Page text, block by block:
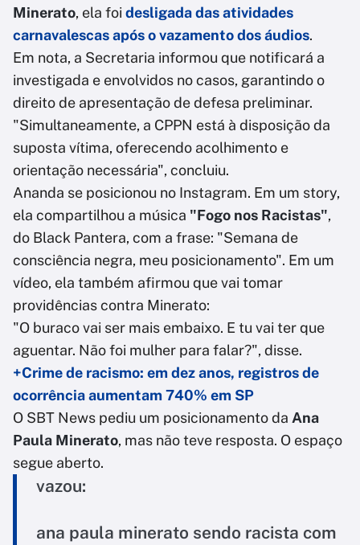
Minerato, ela foi desligada das atividades
carnavalescas após o vazamento dos áudios.
Em nota, a Secretaria informou que notificará a
investigada e envolvidos no casos, garantindo o
direito de apresentação de defesa preliminar.
"Simultaneamente, a CPPN está à disposição da
suposta vítima, oferecendo acolhimento e
orientação necessária", concluiu.
Ananda se posicionou no Instagram. Em um story,
ela compartilhou a música "Fogo nos Racistas",
do Black Pantera, com a frase: "Semana de
consciência negra, meu posicionamento". Em um
vídeo, ela também afirmou que vai tomar
providências contra Minerato:
"O buraco vai ser mais embaixo. E tu vai ter que
aguentar. Não foi mulher para falar?", disse.
+Crime de racismo: em dez anos, registros de
ocorrência aumentam 740% em SP
O SBT News pediu um posicionamento da Ana
Paula Minerato, mas não teve resposta. O espaço
segue aberto.
vazou:
ana paula minerato sendo racista com